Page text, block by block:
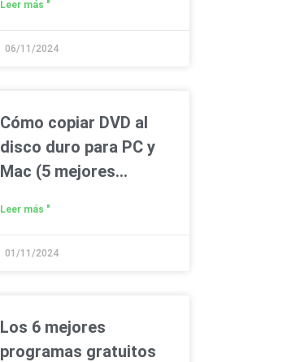
Leer más "
06/11/2024
Cómo copiar DVD al
disco duro para PC y
Mac (5 mejores
Leer más "
01/11/2024
Los 6 mejores
programas gratuitos